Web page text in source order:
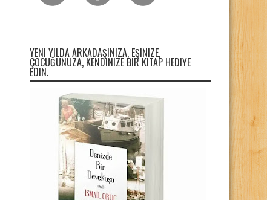
YENI YILDA ARKADAŞINIZA, EŞINIZE,
ÇOCUĞUNUZA, KENDINIZE BIR KITAP HEDIYE
EDIN.